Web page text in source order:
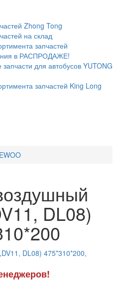
Zhong Tong
на склад
запчастей
в РАСПРОДАЖЕ!
для автобусов YUTONG
запчастей King Long
DL08)